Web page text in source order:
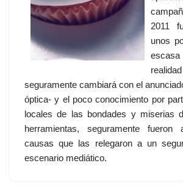
2011
unos
seguramente cambiará con el
óptica- y el poco conocimiento por
locales de las bondades y miserias
herramientas, seguramente
causas que las relegaron a un
escenario mediático.